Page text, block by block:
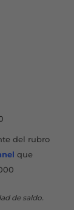
del rubro
que
de saldo.